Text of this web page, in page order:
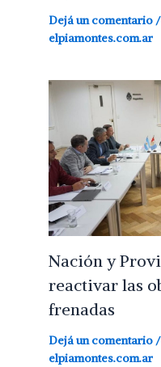
Dejá un comentario /
elpiamontes.com.ar
Nación y
reactivar las
frenadas
Dejá un comentario /
elpiamontes.com.ar